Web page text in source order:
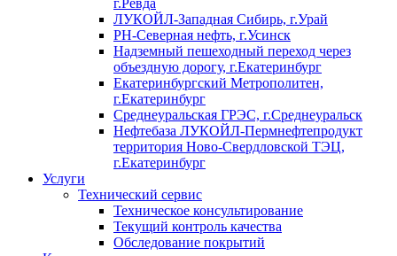
г.Ревда
ЛУКОЙЛ-Западная Сибирь, г.Урай
РН-Северная нефть, г.Усинск
Надземный пешеходный переход через
объездную дорогу, г.Екатеринбург
Екатеринбургский Метрополитен,
г.Екатеринбург
Среднеуральская ГРЭС, г.Среднеуральск
Нефтебаза ЛУКОЙЛ-Пермнефтепродукт
территория Ново-Свердловской ТЭЦ,
г.Екатеринбург
Услуги
Технический сервис
Техническое консультирование
Текущий контроль качества
Обследование покрытий